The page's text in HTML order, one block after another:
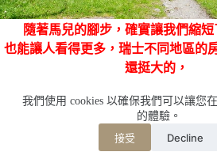
我們使用 cookies 以確保我們可以讓您
的體驗。
接受 Decline
隨著馬兒的腳步，確實讓我們縮短
也能讓人看得更多，瑞士不同地區的
還挺大的，